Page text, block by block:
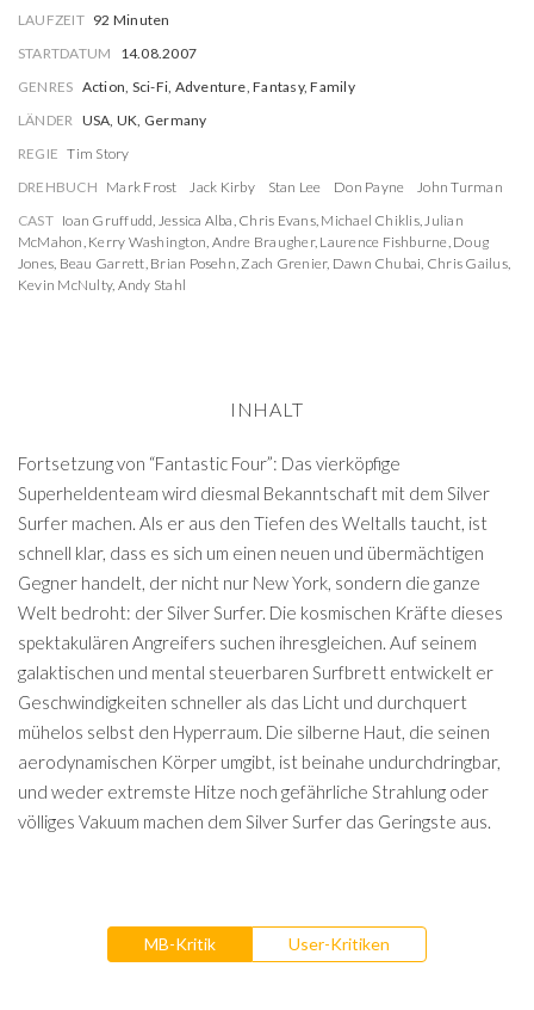
LAUFZEIT 92 Minuten
STARTDATUM
14.08.2007
GENRES Action, Sci-Fi, Adventure, Fantasy, Family
LÄNDER USA, UK, Germany
REGIE Tim Story
DREHBUCH Mark Frost Jack Kirby Stan Lee Don Payne
John Turman
CAST Ioan Gruffudd Jessica Alba Chris Evans, Michael Chiklis, Julian
McMahon Kerry Washington Andre Braugher, Laurence Fishburne Doug
Jones Beau Garrett Brian Posehn Zach Grenier, Dawn Chubai Chris Gailus,
Kevin McNulty, Andy Stahl
INHALT
Fortsetzung von “Fantastic Four”: Das vierköpfige
Superheldenteam wird diesmal Bekanntschaft mit dem Silver
Surfer machen. Als er aus den Tiefen des Weltalls taucht, ist
schnell klar, dass es sich um einen neuen und übermächtigen
Gegner handelt, der nicht nur New York, sondern die ganze
Welt bedroht: der Silver Surfer. Die kosmischen Kräfte dieses
spektakulären Angreifers suchen ihresgleichen. Auf seinem
galaktischen und mental steuerbaren Surfbrett entwickelt er
Geschwindigkeiten schneller als das Licht und durchquert
mühelos selbst den Hyperraum. Die silberne Haut, die seinen
aerodynamischen Körper umgibt, ist beinahe undurchdringbar,
und weder extremste Hitze noch gefährliche Strahlung oder
völliges Vakuum machen dem Silver Surfer das Geringste aus.
MB-Kritik User-Kritiken